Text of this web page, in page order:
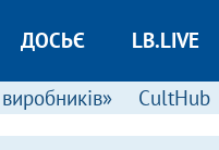
ДОСЬЄ LB.LIVE
CultHub